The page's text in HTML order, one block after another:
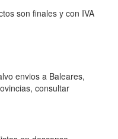
son finales y con IVA
envios a Baleares,
consultar